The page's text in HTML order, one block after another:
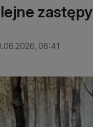
zastępy
08:41